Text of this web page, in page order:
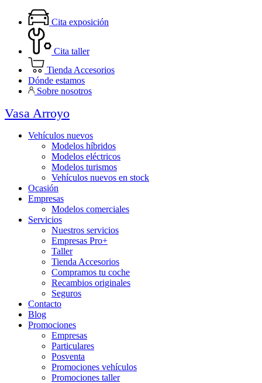
Cita exposición
Cita taller
Tienda Accesorios
Dónde estamos
Sobre nosotros
Vasa Arroyo
Vehículos nuevos
Modelos híbridos
Modelos eléctricos
Modelos turismos
Vehículos nuevos en stock
Ocasión
Empresas
Modelos comerciales
Servicios
Nuestros servicios
Empresas Pro+
Taller
Tienda Accesorios
Compramos tu coche
Recambios originales
Seguros
Contacto
Blog
Promociones
Empresas
Particulares
Posventa
Promociones vehículos
Promociones taller